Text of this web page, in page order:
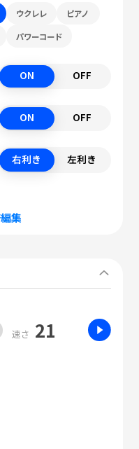
ウクレレ ピアノ
パワーコード
ON OFF
ON OFF
右利き 左利き
集
速さ 21